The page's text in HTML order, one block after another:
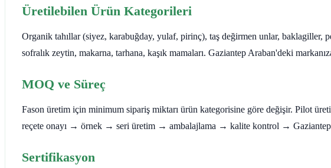
Üretilebilen Ürün Kategorileri
Organik tahıllar (siyez, karabuğday, yulaf, pirinç), taş değirmen unlar, baklagiller,
sofralık zeytin, makarna, tarhana, kaşık mamaları. Gaziantep Araban'deki
MOQ ve Süreç
Fason üretim için minimum sipariş miktarı ürün kategorisine göre değişir. Pilot
reçete onayı → örnek → seri üretim → ambalajlama → kalite kontrol → Gaziantep
Sertifikasyon